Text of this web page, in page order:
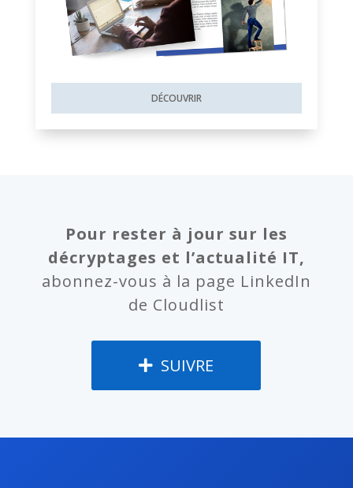
DÉCOUVRIR
Pour rester à jour sur les
décryptages et l’actualité IT,
abonnez-vous à la page LinkedIn
de Cloudlist
SUIVRE